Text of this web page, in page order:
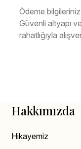
Ödeme
Güvenli altyapı
rahatlığıyla
Hakkımızda
Hikayemiz